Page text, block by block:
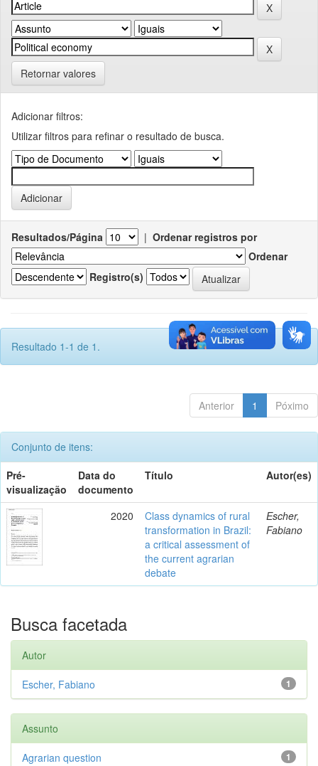
Retornar valores
Adicionar filtros:
Utilizar filtros para refinar o resultado de busca.
Resultados/Página | Ordenar registros por
Ordenar
Registro(s)
Resultado 1-1 de 1.
Anterior 1 Póximo
Conjunto de itens:
Pré-
visualização
Data do
documento
Título Autor(es)
2020
Class dynamics of rural
transformation in Brazil:
a critical assessment of
the current agrarian
debate
Escher,
Fabiano
Busca facetada
Autor
1
Escher, Fabiano
Assunto
1
Agrarian question